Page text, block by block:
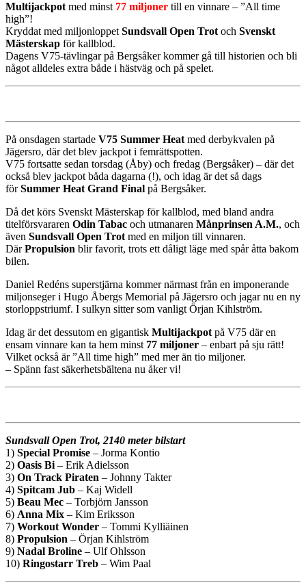
Multijackpot med minst 77 miljoner till en vinnare – ”All time
high”!
Kryddat med miljonloppet Sundsvall Open Trot och Svenskt
Mästerskap för kallblod.
Dagens V75-tävlingar på Bergsåker kommer gå till historien och bli
något alldeles extra både i hästväg och på spelet.
På onsdagen startade V75 Summer Heat med derbykvalen på
Jägersro, där det blev jackpot i femrättspotten.
V75 fortsatte sedan torsdag (Åby) och fredag (Bergsåker) – där det
också blev jackpot båda dagarna (!), och idag är det så dags
förSummer Heat Grand Final på Bergsåker.
Då det körs Svenskt Mästerskap för kallblod, med bland andra
titelförsvararen Odin Tabac och utmanaren Månprinsen A.M., och
även Sundsvall Open Trot med en miljon till vinnaren.
DärPropulsion blir favorit, trots ett dåligt läge med spår åtta bakom
bilen.
Daniel Redéns superstjärna kommer närmast från en imponerande
miljonseger i Hugo Åbergs Memorial på Jägersro och jagar nu en ny
storloppstriumf. I sulkyn sitter som vanligt Örjan Kihlström.
Idag är det dessutom en gigantisk Multijackpot på V75 där en
ensam vinnare kan ta hem minst 77 miljoner – enbart på sju rätt!
Vilket också är ”All time high” med mer än tio miljoner.
– Spänn fast säkerhetsbältena nu åker vi!
Sundsvall Open Trot, 2140 meter bilstart
1) Special Promise – Jorma Kontio
2) Oasis Bi – Erik Adielsson
3) On Track Piraten – Johnny Takter
4) Spitcam Jub – Kaj Widell
5) Beau Mec – Torbjörn Jansson
6) Anna Mix – Kim Eriksson
7) Workout Wonder – Tommi Kylliäinen
8) Propulsion – Örjan Kihlström
9) Nadal Broline – Ulf Ohlsson
10) Ringostarr Treb – Wim Paal